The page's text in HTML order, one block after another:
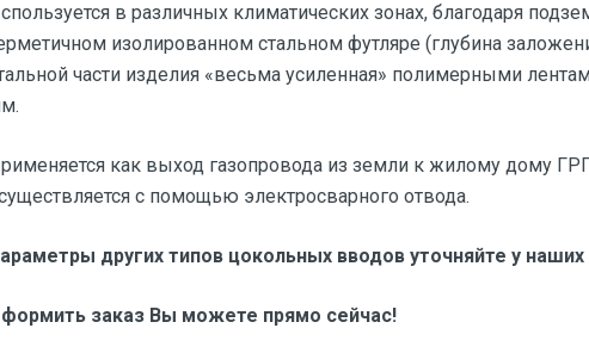
в различных климатических зонах, благодаря
изолированном стальном футляре (глубина
части изделия «весьма усиленная» полимерными
как выход газопровода из земли к жилому дому
с помощью электросварного отвода.
других типов цокольных вводов уточняйте у
заказ Вы можете прямо сейчас!